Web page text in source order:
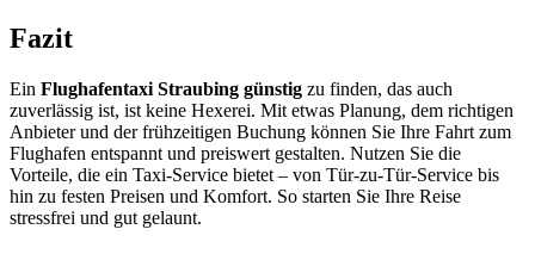
Fazit
Ein Flughafentaxi Straubing günstig zu finden, das auch
zuverlässig ist, ist keine Hexerei. Mit etwas Planung, dem richtigen
Anbieter und der frühzeitigen Buchung können Sie Ihre Fahrt zum
Flughafen entspannt und preiswert gestalten. Nutzen Sie die
Vorteile, die ein Taxi-Service bietet – von Tür-zu-Tür-Service bis
hin zu festen Preisen und Komfort. So starten Sie Ihre Reise
stressfrei und gut gelaunt.